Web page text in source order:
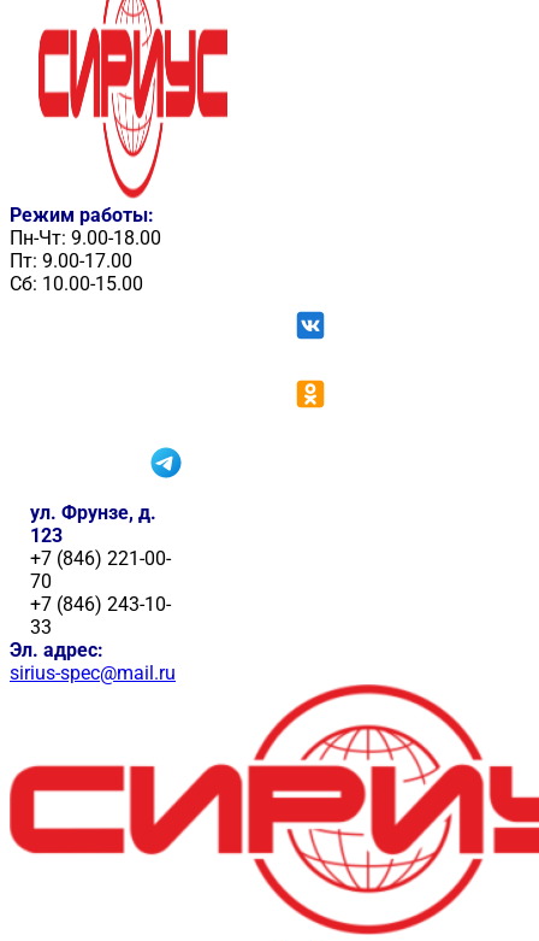
Режим работы:
Пн-Чт: 9.00-18.00
Пт: 9.00-17.00
Сб: 10.00-15.00
ул. Фрунзе, д.
123
+7 (846) 221-00-
70
+7 (846) 243-10-
33
Эл. адрес:
sirius-spec@mail.ru